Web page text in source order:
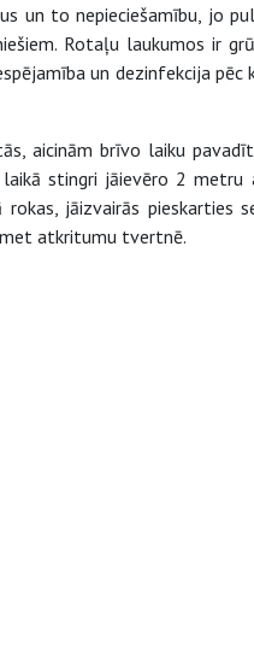
un to nepieciešamību, jo
Rotaļu laukumos ir
un dezinfekcija
aicinām brīvo laiku
stingri jāievēro 2
jāizvairās pieskarties
atkritumu tvertnē.